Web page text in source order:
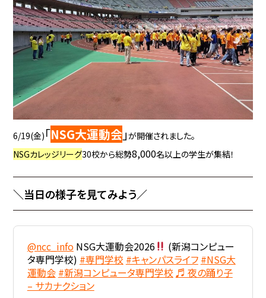
6/19(金) 「NSG大運動会」が開催されました。
NSGカレッジリーグ30校から総勢8,000名以上の学生が集結！
＼当日の様子を見てみよう／
@ncc_infoNSG大運動会2026
(新潟コンピュー
タ専門学校) #専門学校 #キャンパスライフ #NSG大
運動会 #新潟コンピュータ専門学校 ♬ 夜の踊り子
– サカナクション